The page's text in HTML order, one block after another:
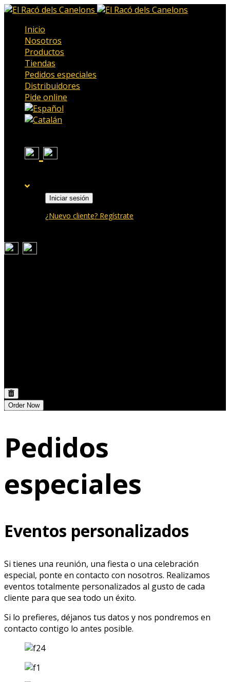
Inicio
Nosotros
Productos
Tiendas
Pedidos especiales
Distribuidores
Pide online
Iniciar sesión
¿Nuevo cliente? Regístrate
Order Now
Pedidos
especiales
Eventos personalizados
Si tienes una reunión, una fiesta o una celebración
especial, ponte en contacto con nosotros. Realizamos
eventos totalmente personalizados al gusto de cada
cliente para que sea todo un éxito.
Si lo prefieres, déjanos tus datos y nos pondremos en
contacto contigo lo antes posible.